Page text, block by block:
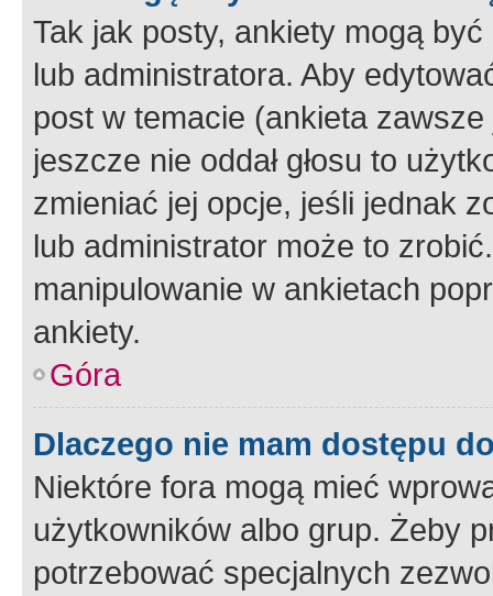
Tak jak posty, ankiety mogą
lub administratora. Aby
post w temacie (ankieta
jeszcze nie oddał głosu to
zmieniać jej opcje, jeśli jednak
lub administrator może to
manipulowanie w ankietach
ankiety.
Góra
Dlaczego nie mam dostępu
Niektóre fora mogą mieć
użytkowników albo grup. Żeby
potrzebować specjalnych